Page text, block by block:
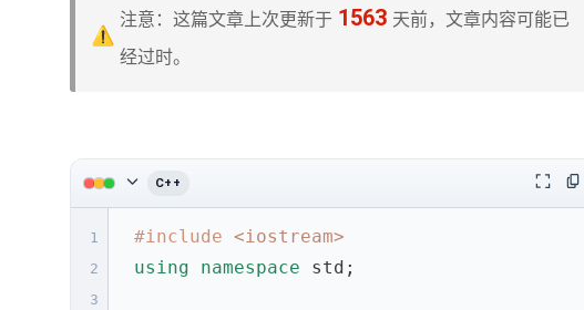
注意：这篇文章上次更新于 1563 天前，文章内容可能已
经过时。
Collapse code block
C++ Open
1
2
3
#include <iostream>
using
namespace std;